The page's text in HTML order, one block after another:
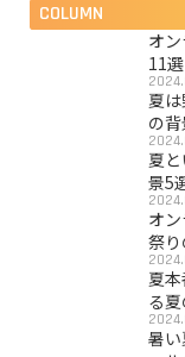
COLUMN
オ
11選
夏
の
夏
景5
オ
祭
夏
る
暑